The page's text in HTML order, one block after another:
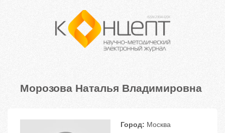
Морозова Наталья Владимировна
Город: Москва